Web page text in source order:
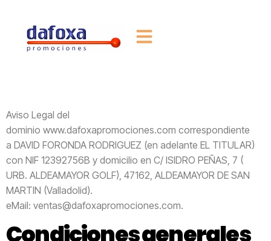
Aviso Legal del
dominio www.dafoxapromociones.com correspondiente
a DAVID FORONDA RODRIGUEZ (en adelante EL TITULAR)
con NIF 12392756B y domicilio en C/ ISIDRO PEÑAS, 7 (
URB. ALDEAMAYOR GOLF) 47162 ALDEAMAYOR DE SAN
MARTIN (Valladolid).
eMail: ventas@dafoxapromociones.com.
Condiciones generales